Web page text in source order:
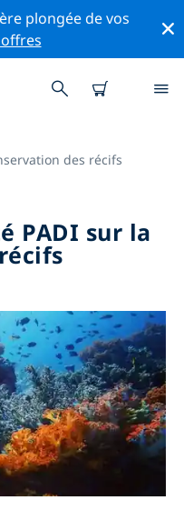
plongée de vos
des récifs
PADI sur la